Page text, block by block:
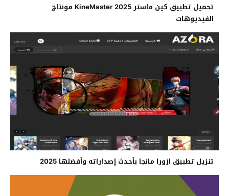
تحميل تطبيق كين ماستر 2025 KineMaster مونتاج
الفيديوهات
تنزيل تطبيق ازورا مانجا بأحدث إصداراته وأفضلها 2025